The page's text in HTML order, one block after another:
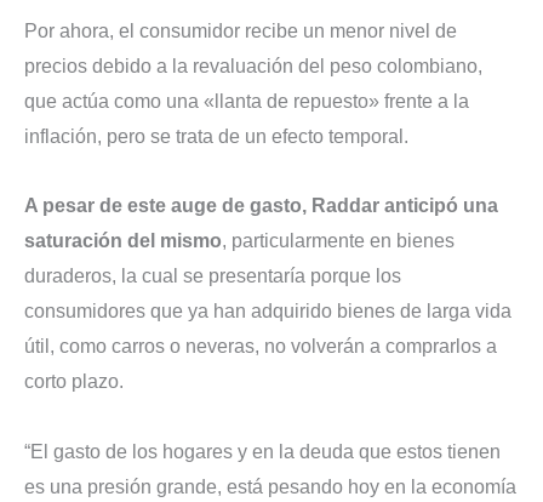
Por ahora, el consumidor recibe un menor nivel de
precios debido a la revaluación del peso colombiano,
que actúa como una «llanta de repuesto» frente a la
inflación, pero se trata de un efecto temporal.
A pesar de este auge de gasto, Raddar anticipó una
saturación del mismo, particularmente en bienes
duraderos, la cual se presentaría porque los
consumidores que ya han adquirido bienes de larga vida
útil, como carros o neveras, no volverán a comprarlos a
corto plazo.
“El gasto de los hogares y en la deuda que estos tienen
es una presión grande, está pesando hoy en la economía